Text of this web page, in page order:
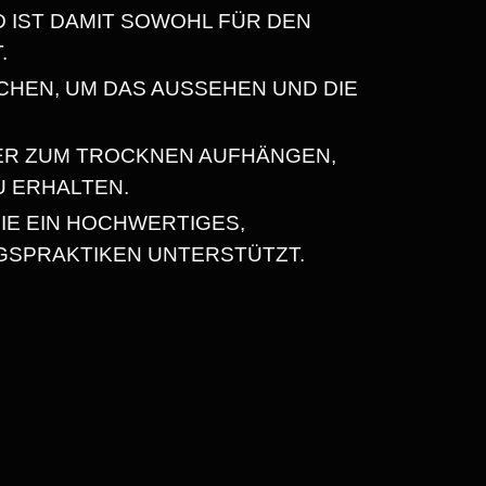
IST DAMIT SOWOHL FÜR DEN
UM DAS AUSSEHEN UND DIE
ZUM TROCKNEN AUFHÄNGEN,
ERHALTEN.
EIN HOCHWERTIGES,
UNTERSTÜTZT.